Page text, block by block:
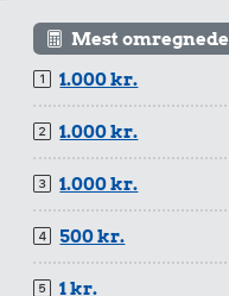
Mest omregnede
1.000 kr.
1.000 kr.
1.000 kr.
500 kr.
1 kr.